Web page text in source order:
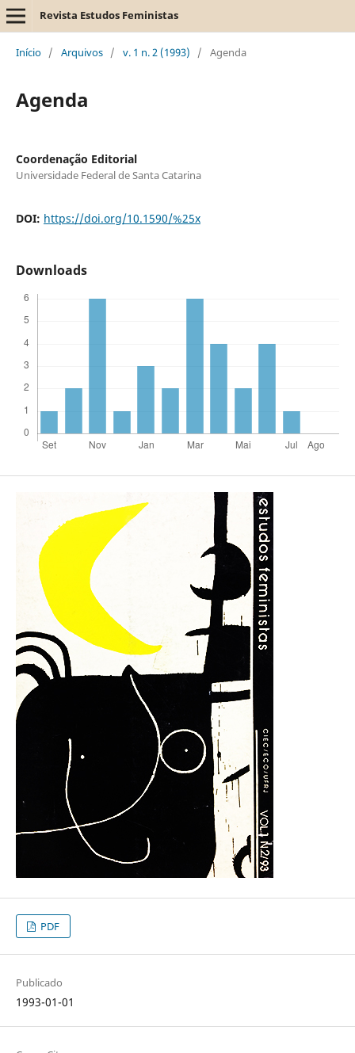
Revista Estudos Feministas
Início / Arquivos / v. 1 n. 2 (1993) / Agenda
Agenda
Coordenação Editorial
Universidade Federal de Santa Catarina
DOI: https://doi.org/10.1590/%25x
Downloads
PDF
Publicado
1993-01-01